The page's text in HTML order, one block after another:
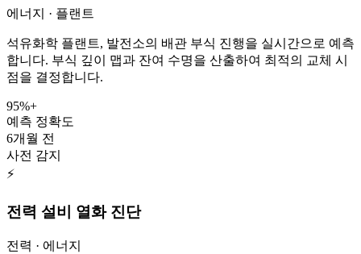
에너지 · 플랜트
석유화학 플랜트, 발전소의 배관 부식 진행을 실시간으로 예측
합니다. 부식 깊이 맵과 잔여 수명을 산출하여 최적의 교체 시
점을 결정합니다.
95%+
예측 정확도
6개월 전
사전 감지
⚡
전력 설비 열화 진단
전력 · 에너지